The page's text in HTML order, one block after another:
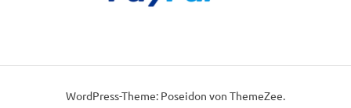
WordPress-Theme: Poseidon von ThemeZee.